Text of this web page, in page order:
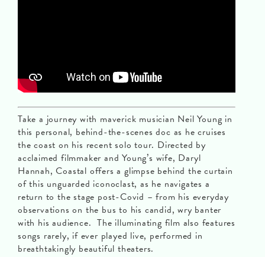
Take a journey with maverick musician Neil Young in
this personal, behind-the-scenes doc as he cruises
the coast on his recent solo tour. Directed by
acclaimed filmmaker and Young’s wife, Daryl
Hannah, Coastal offers a glimpse behind the curtain
of this unguarded iconoclast, as he navigates a
return to the stage post-Covid – from his everyday
observations on the bus to his candid, wry banter
with his audience. The illuminating film also features
songs rarely, if ever played live, performed in
breathtakingly beautiful theaters.